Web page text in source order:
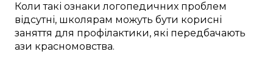
Коли такі ознаки логопедичних проблем
відсутні, школярам можуть бути корисні
заняття для профілактики, які передбачають
ази красномовства.